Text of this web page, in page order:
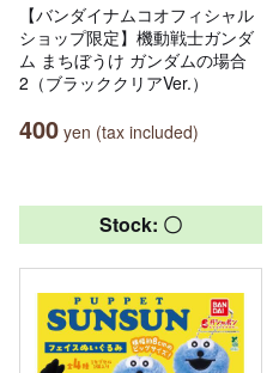
【バンダイナムコオフィシャル
ショップ限定】機動戦士ガンダ
ム まちぼうけ ガンダムの場合
2（ブラッククリアVer.）
400 yen (tax included)
Stock: 〇